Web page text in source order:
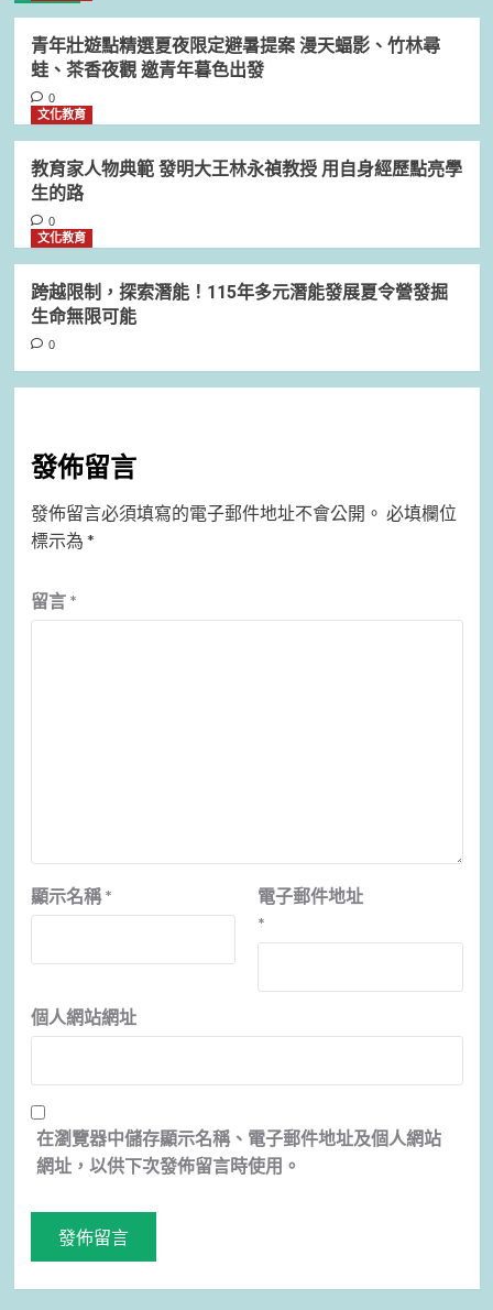
青年壯遊點精選夏夜限定避暑提案 漫天蝠影、竹林尋
蛙、茶香夜觀 邀青年暮色出發
0
文化教育
教育家人物典範 發明大王林永禎教授 用自身經歷點亮學
生的路
0
文化教育
跨越限制，探索潛能！115年多元潛能發展夏令營發掘
生命無限可能
0
發佈留言
發佈留言必須填寫的電子郵件地址不會公開。 必填欄位
標示為 *
留言 *
顯示名稱 *
電子郵件地址
*
個人網站網址
在瀏覽器中儲存顯示名稱、電子郵件地址及個人網站
網址，以供下次發佈留言時使用。